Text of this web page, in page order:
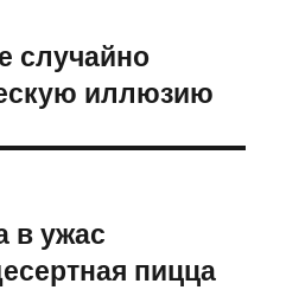
случайно
иллюзию
в ужас
пицца